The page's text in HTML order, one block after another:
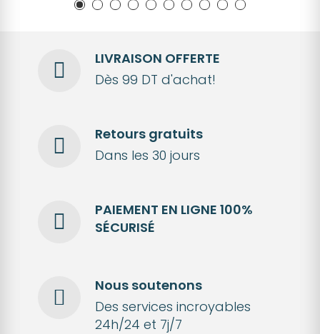
LIVRAISON OFFERTE
Dès 99 DT d'achat!
Retours gratuits
Dans les 30 jours
PAIEMENT EN LIGNE 100%
SÉCURISÉ
Nous soutenons
Des services incroyables
24h/24 et 7j/7